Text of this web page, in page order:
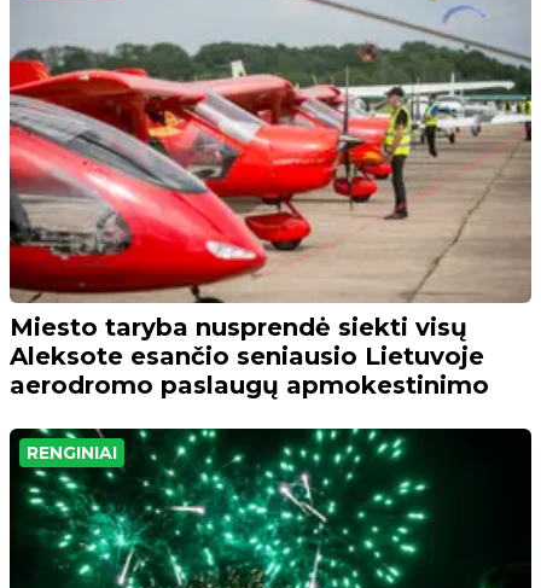
Miesto taryba nusprendė siekti visų
Aleksote esančio seniausio Lietuvoje
aerodromo paslaugų apmokestinimo
RENGINIAI